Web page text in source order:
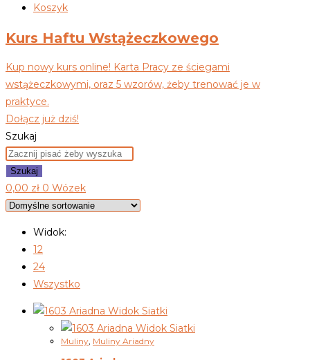
Koszyk
Kurs Haftu Wstążeczkowego
Kup nowy kurs online! Karta Pracy ze ściegami
wstążeczkowymi, oraz 5 wzorów, żeby trenować je w
praktyce.
Dołącz już dziś!
Szukaj
Szukaj
0,00 zł 0 Wózek
Widok:
12
24
Wszystko
Widok Siatki
Widok Siatki
Muliny, Muliny Ariadny